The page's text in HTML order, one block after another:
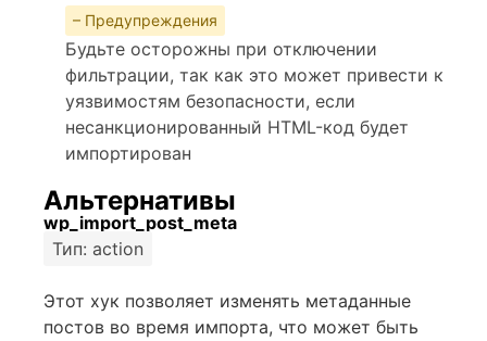
– Предупреждения
Будьте осторожны при отключении
фильтрации, так как это может привести к
уязвимостям безопасности, если
несанкционированный HTML-код будет
импортирован
Альтернативы
wp_import_post_meta
Тип: action
Этот хук позволяет изменять метаданные
постов во время импорта, что может быть